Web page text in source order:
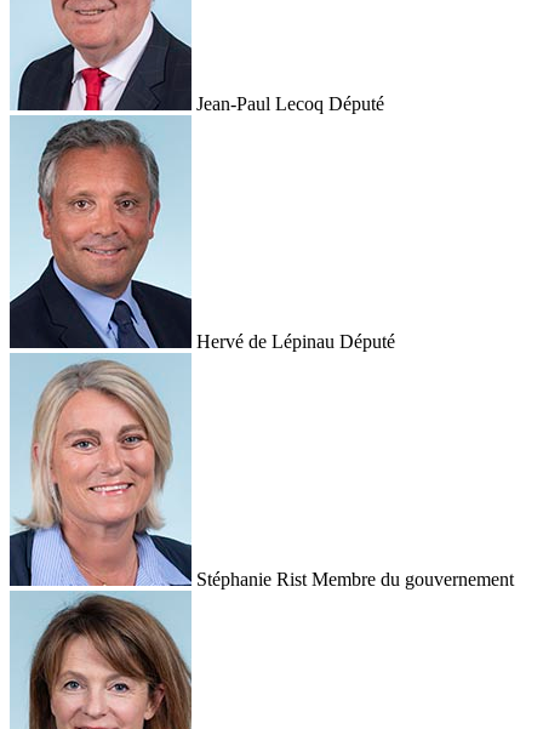
Jean-Paul Lecoq Député
Hervé de Lépinau Député
Stéphanie Rist Membre du gouvernement